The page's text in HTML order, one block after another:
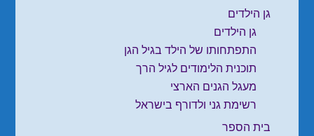
גן הילדים
גן הילדים
התפתחותו של הילד בגיל הגן
תוכנית הלימודים לגיל הרך
מעגל הגנים הארצי
רשימת גני ולדורף בישראל
בית הספר